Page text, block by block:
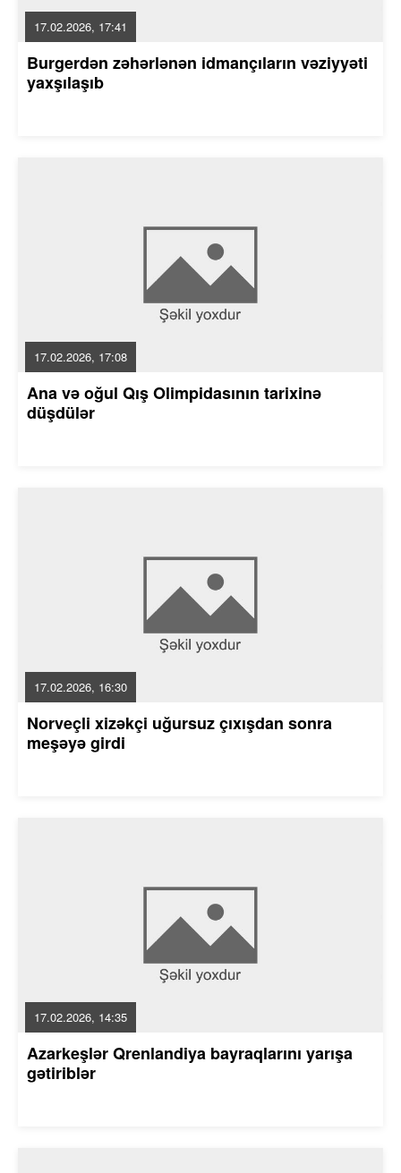
17.02.2026, 17:41
Burgerdən zəhərlənən idmançıların vəziyyəti
yaxşılaşıb
17.02.2026, 17:08
Ana və oğul Qış Olimpidasının tarixinə
düşdülər
17.02.2026, 16:30
Norveçli xizəkçi uğursuz çıxışdan sonra
meşəyə girdi
17.02.2026, 14:35
Azarkeşlər Qrenlandiya bayraqlarını yarışa
gətiriblər